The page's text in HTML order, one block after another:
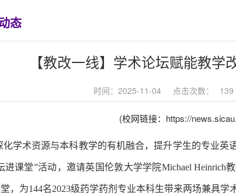
态
【教改一线】学术论坛赋能教
时间：2025-11-04 点击次数： 139
(校网链接： https://
化学术资源与本科教学的有机融合，提升学生的专业
进课堂”活动，邀请英国伦敦大学学院Michael
，为144名2023级药学药剂专业本科生带来两场兼具学